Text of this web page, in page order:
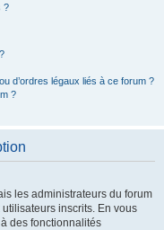
?
d’ordres légaux liés à ce forum ?
?
les administrateurs du forum
inscrits. En vous
des fonctionnalités